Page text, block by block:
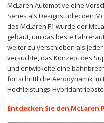
McLaren Automotive eine
Series als Designstudie: den
des McLaren F1 wurde der
gebaut, um das beste
weiter zu verschieben als
versuchte, das Konzept des
und entwickelte eine
fortschrittliche Aerodynamik im
Hochleistungs-
Entdecken Sie den McLaren